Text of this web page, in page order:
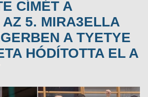
CÍMÉT A
AZ 5. MIRA3ELLA
A TYETYE
HÓDÍTOTTA EL A